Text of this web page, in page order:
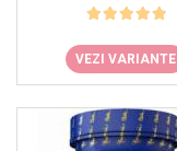
VEZI VARIANTE